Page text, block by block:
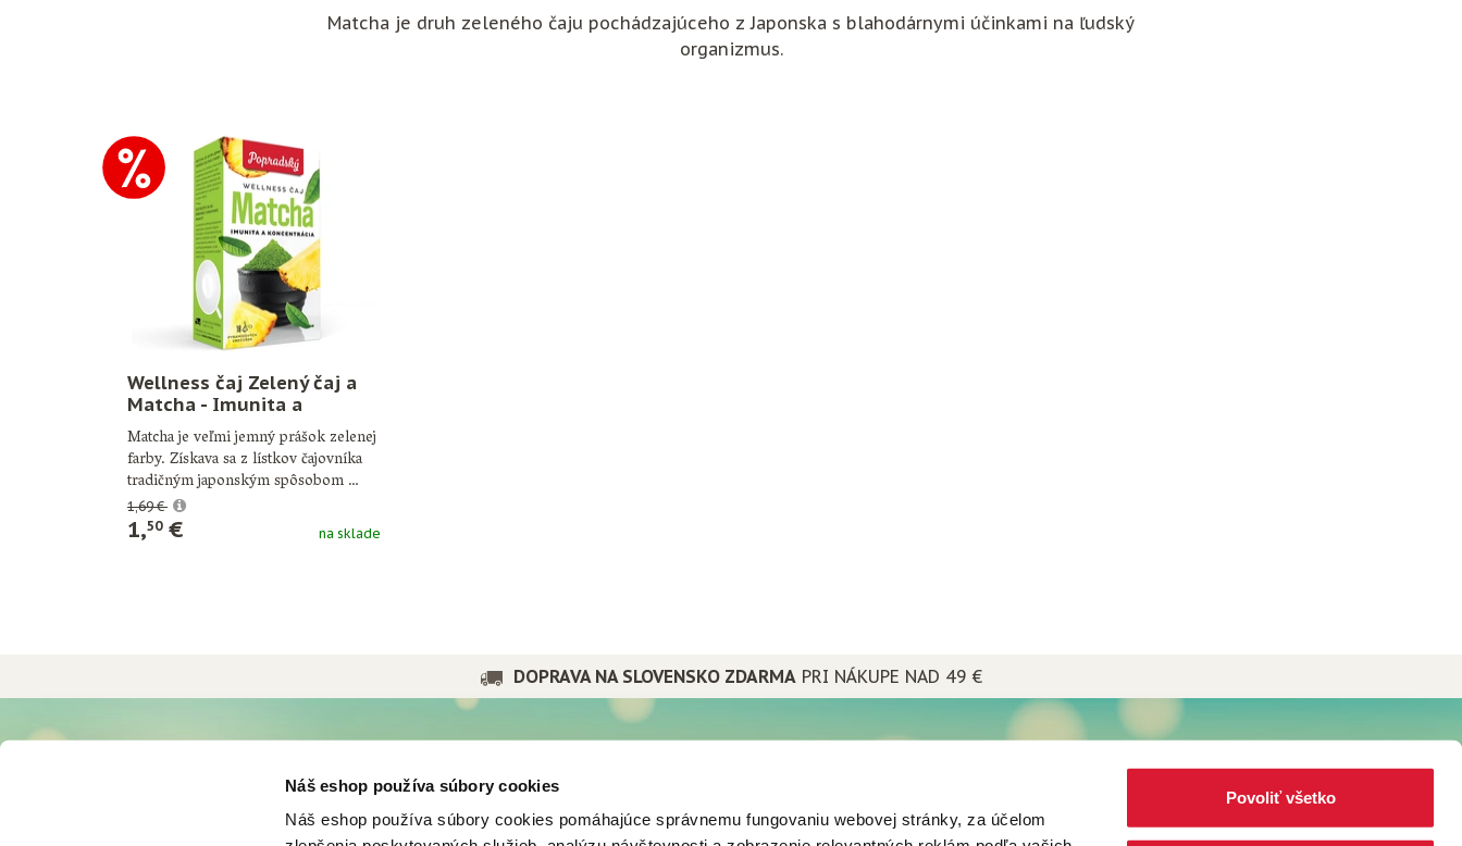
Náš eshop používa súbory cookies
Náš eshop používa súbory cookies pomáhajúce správnemu fungovaniu webovej stránky, za účelom
Povoliť všetko
Matcha je druh zeleného čaju pochádzajúceho z Japonska s blahodárnymi účinkami na ľudský
organizmus.
Wellness čaj Zelený čaj a
Matcha - Imunita a
koncentrácia
Matcha je veľmi jemný prášok zelenej
farby. Získava sa z lístkov čajovníka
tradičným japonským spôsobom …
1,69 €
1,50€ na sklade
DOPRAVA NA SLOVENSKO ZDARMAPRI NÁKUPE NAD 49 €
Možnosti a ceny doručenia
História spoločnosti
Firma dnes
Mistral tea
Prihláste sa do Newslettera plného
a noviniek zo sveta Popradské!